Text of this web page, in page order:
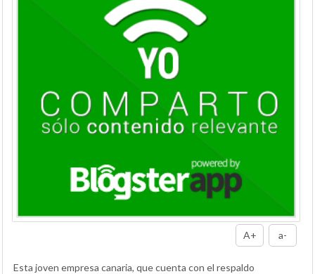
A+ a-
Esta joven empresa canaria, que cuenta con el respaldo